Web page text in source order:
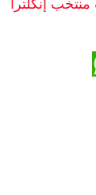
إنكلترا